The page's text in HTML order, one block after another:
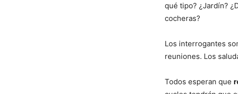
qué tipo? ¿Jardín?
cocheras?
Los interrogantes
reuniones. Los
Todos esperan que